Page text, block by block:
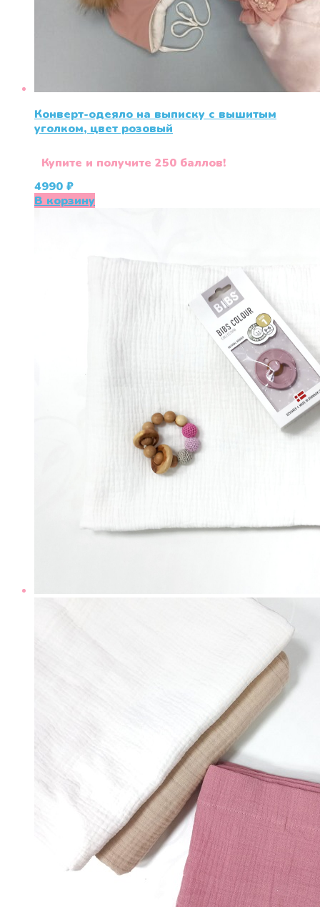
Конверт-одеяло на выписку с вышитым
уголком, цвет розовый
Купите и получите 250 баллов!
4990 ₽
В корзину